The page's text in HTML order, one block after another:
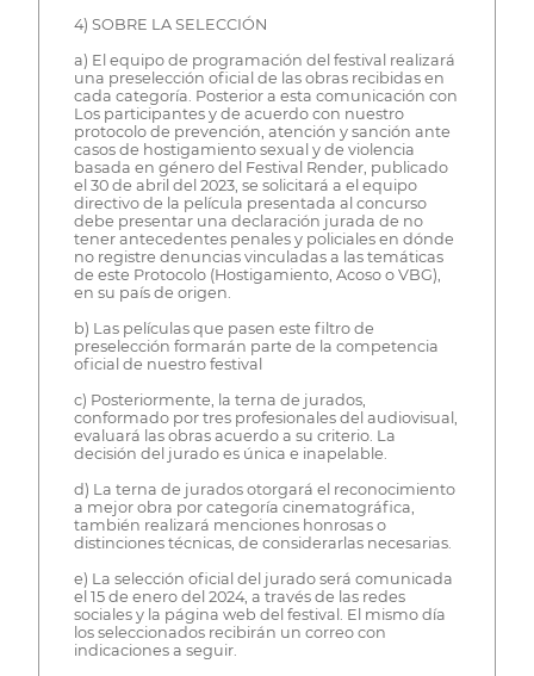
4) SOBRE LA SELECCIÓN
a) El equipo de programación del festival realizará
una preselección oficial de las obras recibidas en
cada categoría. Posterior a esta comunicación con
Los participantes y de acuerdo con nuestro
protocolo de prevención, atención y sanción ante
casos de hostigamiento sexual y de violencia
basada en género del Festival Render, publicado
el 30 de abril del 2023, se solicitará a el equipo
directivo de la película presentada al concurso
debe presentar una declaración jurada de no
tener antecedentes penales y policiales en dónde
no registre denuncias vinculadas a las temáticas
de este Protocolo (Hostigamiento, Acoso o VBG),
en su país de origen.
b) Las películas que pasen este filtro de
preselección formarán parte de la competencia
oficial de nuestro festival
c) Posteriormente, la terna de jurados,
conformado por tres profesionales del audiovisual,
evaluará las obras acuerdo a su criterio. La
decisión del jurado es única e inapelable.
d) La terna de jurados otorgará el reconocimiento
a mejor obra por categoría cinematográfica,
también realizará menciones honrosas o
distinciones técnicas, de considerarlas necesarias.
e) La selección oficial del jurado será comunicada
el 15 de enero del 2024, a través de las redes
sociales y la página web del festival. El mismo día
los seleccionados recibirán un correo con
indicaciones a seguir.